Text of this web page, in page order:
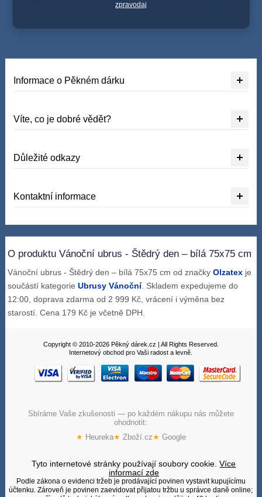
zpravodaj
Informace o Pěkném dárku
Víte, co je dobré vědět?
Důležité odkazy
Kontaktní informace
O produktu Vánoční ubrus - Štědrý den – bílá 75x75 cm
Vánoční ubrus - Štědrý den – bílá 75x75 cm od značkyOlzatex je
součástí kategorieUbrusy Vánoční. Skladem expedujeme do
12:00, doprava zdarma od 2 999 Kč, vrácení i výměna bez
starostí. Cena 179 Kč je včetně DPH.
Copyright © 2010-2026 Pěkný dárek.cz | All Rights Reserved.
Internetový obchod pro Vaši radost a levně.
Sbíráme Vaše zkušenosti — po každém nákupu nás můžete
ohodnotit:
★ Heureka★ Zboží.cz★ Google
Tyto internetové stránky používají soubory cookie.Více
informací zde
Podle zákona o evidenci tržeb je prodávající povinen vystavit kupujícímu
účtenku. Zároveň je povinen zaevidovat přijatou tržbu u správce daně online;